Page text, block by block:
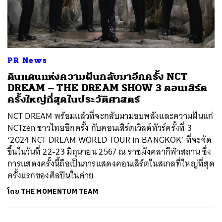
PR News
ดินแดนแห่งความฝันกลับมาอีกครั้ง NCT
DREAM – THE DREAM SHOW 3 คอนเสิร์ต
ครั้งใหญ่ที่สุดในประวัติศาสตร์
NCT DREAM พร้อมแล้วที่จะกลับมามอบพลังและความฝันแก่
NCTzen ชาวไทยอีกครั้ง กับคอนเสิร์ตเวิลด์ทัวร์ครั้งที่ 3
‘2024 NCT DREAM WORLD TOURin BANGKOK’ ที่จะจัด
ขึ้นในวันที่ 22-23 มิถุนายน 2567 ณ ราชมังคลากีฬาสถาน ซึ่ง
การแสดงครั้งนี้ถือเป็นการแสดงคอนเสิร์ตในสเกลที่ใหญ่ที่สุด
ครั้งแรกของศิลปินในค่าย
โดย THE MOMENTUM TEAM
ค้นหา